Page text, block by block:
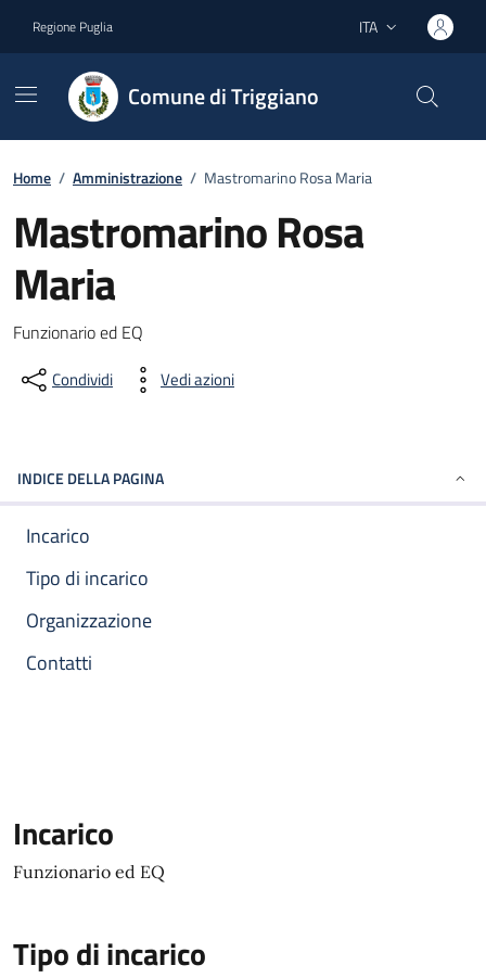
Regione Puglia Lingua attiva:
ITA
Comune di Triggiano
Home / Amministrazione / Mastromarino Rosa Maria
Mastromarino Rosa
Maria
Dettagli del documento
Funzionario ed EQ
Condividi Vedi azioni
INDICE DELLA PAGINA
Incarico
Tipo di incarico
Organizzazione
Contatti
Incarico
Funzionario ed EQ
Tipo di incarico